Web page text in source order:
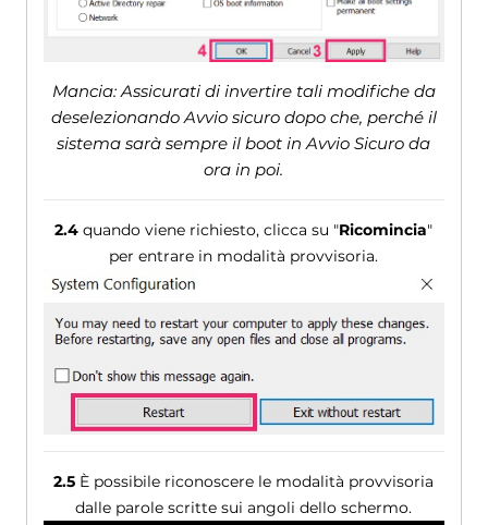
Mancia: Assicurati di invertire tali modifiche da
deselezionando Avvio sicuro dopo che, perché il
sistema sarà sempre il boot in Avvio Sicuro da
ora in poi.
2.4 quando viene richiesto, clicca su "Ricomincia"
per entrare in modalità provvisoria.
2.5 È possibile riconoscere le modalità provvisoria
dalle parole scritte sui angoli dello schermo.